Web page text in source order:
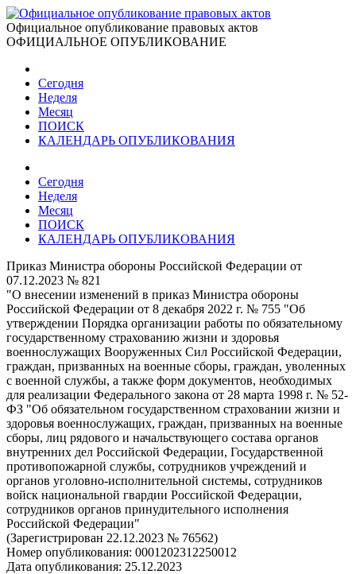
Официальное опубликование правовых актов
ОФИЦИАЛЬНОЕ ОПУБЛИКОВАНИЕ
Сегодня
Неделя
Месяц
ПОИСК
КАЛЕНДАРЬ ОПУБЛИКОВАНИЯ
Сегодня
Неделя
Месяц
ПОИСК
КАЛЕНДАРЬ ОПУБЛИКОВАНИЯ
Приказ Министра обороны Российской Федерации от
07.12.2023 № 821
"О внесении изменений в приказ Министра обороны
Российской Федерации от 8 декабря 2022 г. № 755 "Об
утверждении Порядка организации работы по обязательному
государственному страхованию жизни и здоровья
военнослужащих Вооруженных Сил Российской Федерации,
граждан, призванных на военные сборы, граждан, уволенных
с военной службы, а также форм документов, необходимых
для реализации Федерального закона от 28 марта 1998 г. № 52-
ФЗ "Об обязательном государственном страховании жизни и
здоровья военнослужащих, граждан, призванных на военные
сборы, лиц рядового и начальствующего состава органов
внутренних дел Российской Федерации, Государственной
противопожарной службы, сотрудников учреждений и
органов уголовно-исполнительной системы, сотрудников
войск национальной гвардии Российской Федерации,
сотрудников органов принудительного исполнения
Российской Федерации"
(Зарегистрирован 22.12.2023 № 76562)
Номер опубликования: 0001202312250012
Дата опубликования: 25.12.2023